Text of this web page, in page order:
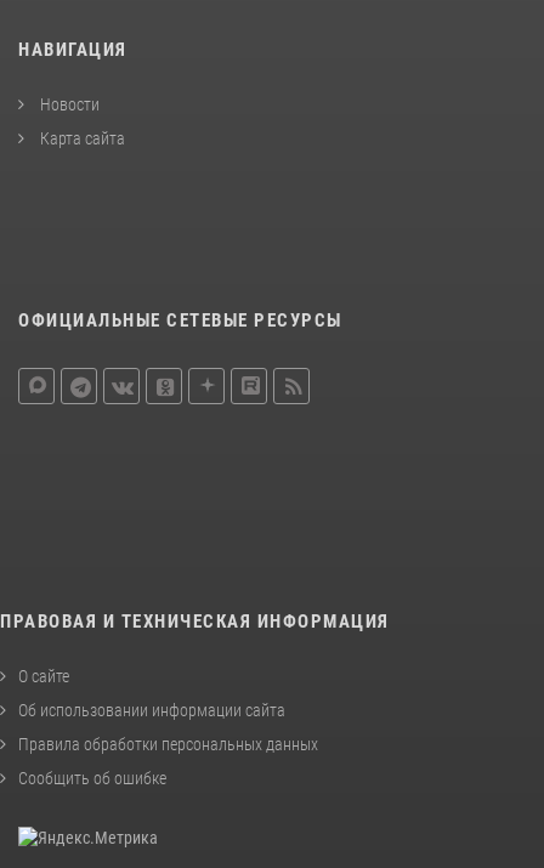
НАВИГАЦИЯ
Новости
Карта сайта
ОФИЦИАЛЬНЫЕ СЕТЕВЫЕ РЕСУРСЫ
ПРАВОВАЯ И ТЕХНИЧЕСКАЯ ИНФОРМАЦИЯ
О сайте
Об использовании информации сайта
Правила обработки персональных данных
Сообщить об ошибке